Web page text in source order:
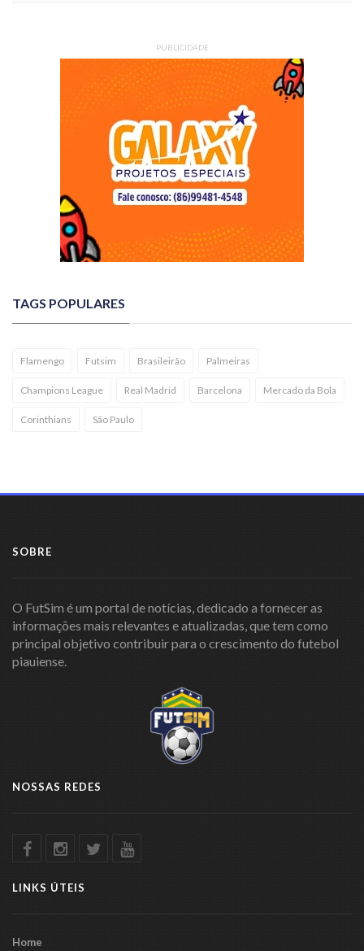
PUBLICIDADE
TAGS POPULARES
Flamengo Futsim Brasileirão Palmeiras
Champions League Real Madrid Barcelona Mercado da Bola
Corinthians São Paulo
SOBRE
O FutSim é um portal de notícias, dedicado a fornecer as
informações mais relevantes e atualizadas, que tem como
principal objetivo contribuir para o crescimento do futebol
piauiense.
NOSSAS REDES
LINKS ÚTEIS
Home